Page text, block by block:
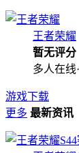
王者荣耀
暂无评分
多人在线
游戏下载
更多 最新资讯